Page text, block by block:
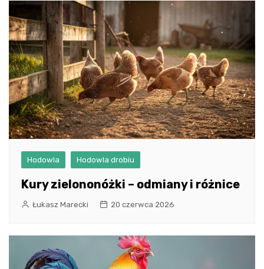
Hodowla Hodowla drobiu
Kury zielononóżki – odmiany i różnice
Łukasz Marecki 20 czerwca 2026